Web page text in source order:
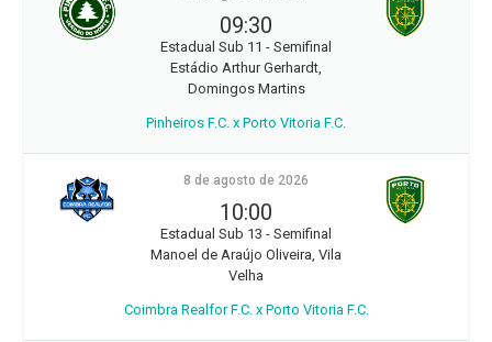
09:30
Estadual Sub 11 - Semifinal
Estádio Arthur Gerhardt,
Domingos Martins
Pinheiros F.C. x Porto Vitoria F.C.
8 de agosto de 2026
10:00
Estadual Sub 13 - Semifinal
Manoel de Araújo Oliveira, Vila
Velha
Coimbra Realfor F.C. x Porto Vitoria F.C.